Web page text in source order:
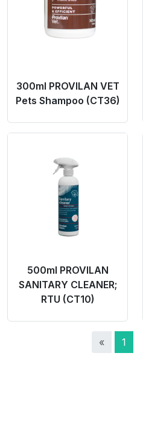
300ml PROVILAN VET
Pets Shampoo (CT36)
500ml PROVILAN
SANITARY CLEANER;
RTU (CT10)
« 1